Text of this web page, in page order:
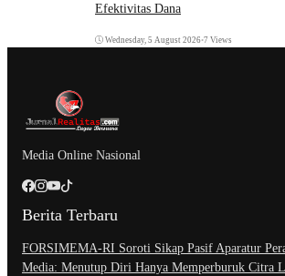
Efektivitas Dana
Wednesday, 5 August 2026•7 Views
Media Online Nasional
Berita Terbaru
​FORSIMEMA-RI Soroti Sikap Pasif Aparatur
Media: Menutup Diri Hanya Memperburuk Citra